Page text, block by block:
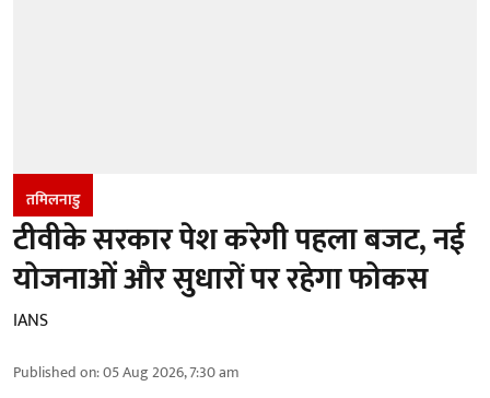
तमिलनाडु
टीवीके सरकार पेश करेगी पहला बजट, नई
योजनाओं और सुधारों पर रहेगा फोकस
IANS
Published on:05 Aug 2026, 7:30 am